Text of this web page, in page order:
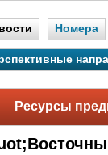
Номера
Ресурсы